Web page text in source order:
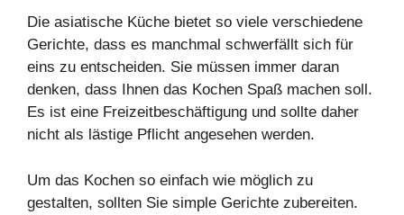
Die asiatische Küche bietet so viele verschiedene
Gerichte, dass es manchmal schwerfällt sich für
eins zu entscheiden. Sie müssen immer daran
denken, dass Ihnen das Kochen Spaß machen soll.
Es ist eine Freizeitbeschäftigung und sollte daher
nicht als lästige Pflicht angesehen werden.
Um das Kochen so einfach wie möglich zu
gestalten, sollten Sie simple Gerichte zubereiten.